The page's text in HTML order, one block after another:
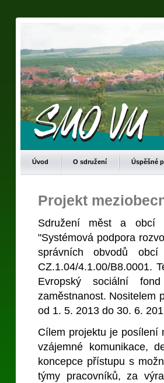
Úvod O sdružení Úspěšné
Projekt
Sdružení měst a obcí
"Systémová podpora
správních obvodů
CZ.1.04/4.1.00/B8.0001.
Evropský sociální
zaměstnanost. Nositelem
od 1. 5. 2013 do 30. 6.
Cílem projektu je posílení
vzájemné komunikace,
koncepce přístupu s
týmy pracovníků, za